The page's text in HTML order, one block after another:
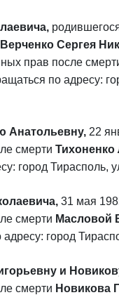
Верченко Сергея
прав после
по адресу:
Анатольевну, 22
смерти
город Тирасполь,
31 мая
смерти Масловой
город
и
смерти Новикова